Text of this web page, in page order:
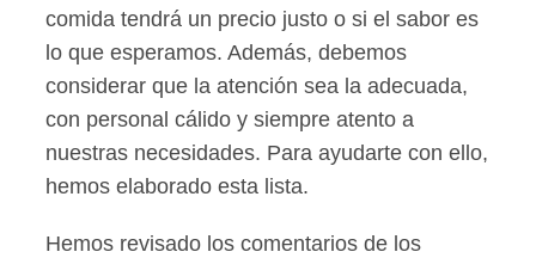
comida tendrá un precio justo o si el sabor es
lo que esperamos. Además, debemos
considerar que la atención sea la adecuada,
con personal cálido y siempre atento a
nuestras necesidades. Para ayudarte con ello,
hemos elaborado esta lista.
Hemos revisado los comentarios de los